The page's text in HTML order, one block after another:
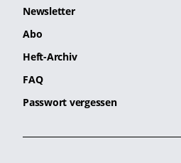
Newsletter
Abo
Heft-Archiv
FAQ
Passwort vergessen